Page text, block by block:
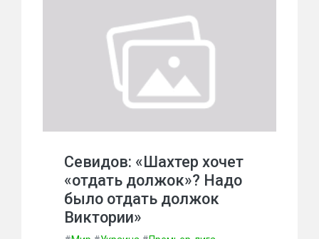
Севидов: «Шахтер хочет
«отдать должок»? Надо
было отдать должок
Виктории»